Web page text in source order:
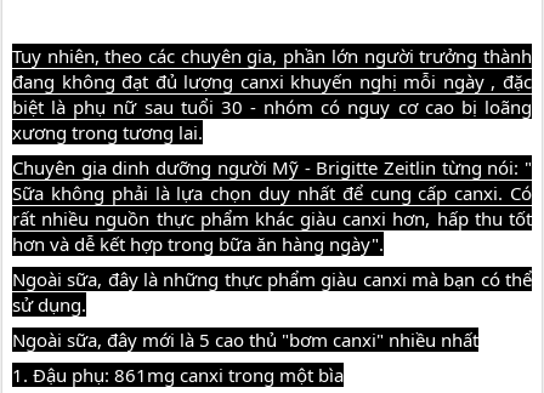
Tuy nhiên, theo các chuyên gia, phần lớn người trưởng thành
đang không đạt đủ lượng canxi khuyến nghị mỗi ngày , đặc
biệt là phụ nữ sau tuổi 30 - nhóm có nguy cơ cao bị loãng
xương trong tương lai.
Chuyên gia dinh dưỡng người Mỹ - Brigitte Zeitlin từng nói: "
Sữa không phải là lựa chọn duy nhất để cung cấp canxi. Có
rất nhiều nguồn thực phẩm khác giàu canxi hơn, hấp thu tốt
hơn và dễ kết hợp trong bữa ăn hàng ngày".
Ngoài sữa, đây là những thực phẩm giàu canxi mà bạn có thể
sử dụng.
Ngoài sữa, đây mới là 5 cao thủ "bơm canxi" nhiều nhất
1. Đậu phụ: 861mg canxi trong một bìa